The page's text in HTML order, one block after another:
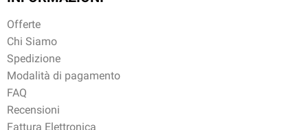
Offerte
Chi Siamo
Spedizione
Modalità di pagamento
FAQ
Recensioni
Fattura Elettronica